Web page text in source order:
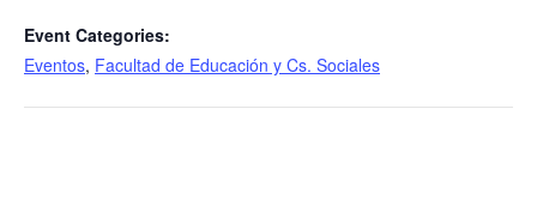
Event Categories:
Eventos, Facultad de Educación y Cs. Sociales